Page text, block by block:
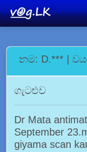
නම: D.*** |
ගැටළුව
Dr Mata
September
giyama scan